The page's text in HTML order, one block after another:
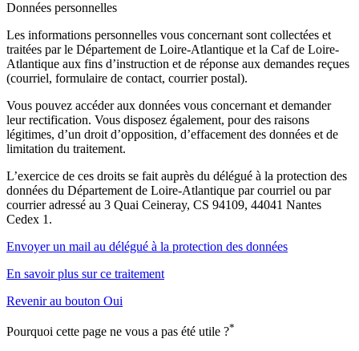
Données personnelles
Les informations personnelles vous concernant sont collectées et
traitées par le Département de Loire-Atlantique et la Caf de Loire-
Atlantique aux fins d’instruction et de réponse aux demandes reçues
(courriel, formulaire de contact, courrier postal).
Vous pouvez accéder aux données vous concernant et demander
leur rectification. Vous disposez également, pour des raisons
légitimes, d’un droit d’opposition, d’effacement des données et de
limitation du traitement.
L’exercice de ces droits se fait auprès du délégué à la protection des
données du Département de Loire-Atlantique par courriel ou par
courrier adressé au 3 Quai Ceineray, CS 94109, 44041 Nantes
Cedex 1.
Envoyer un mail au délégué à la protection des données
En savoir plus sur ce traitement
Revenir au bouton Oui
Pourquoi cette page ne vous a pas été utile ?*